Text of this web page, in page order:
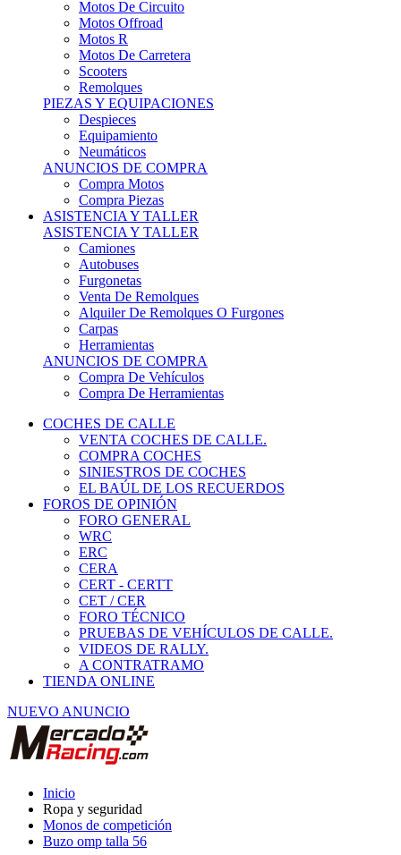
Motos R
Motos De Carretera
Scooters
Remolques
PIEZAS Y EQUIPACIONES
Despieces
Equipamiento
Neumáticos
ANUNCIOS DE COMPRA
Compra Motos
Compra Piezas
ASISTENCIA Y TALLER
ASISTENCIA Y TALLER
Camiones
Autobuses
Furgonetas
Venta De Remolques
Alquiler De Remolques O Furgones
Carpas
Herramientas
ANUNCIOS DE COMPRA
Compra De Vehículos
Compra De Herramientas
COCHES DE CALLE
VENTA COCHES DE CALLE.
COMPRA COCHES
SINIESTROS DE COCHES
EL BAÚL DE LOS RECUERDOS
FOROS DE OPINIÓN
FORO GENERAL
WRC
ERC
CERA
CERT - CERTT
CET / CER
FORO TÉCNICO
PRUEBAS DE VEHÍCULOS DE CALLE.
VIDEOS DE RALLY.
A CONTRATRAMO
TIENDA ONLINE
NUEVO ANUNCIO
Ropa y seguridad
Monos de competición
Buzo omp talla 56